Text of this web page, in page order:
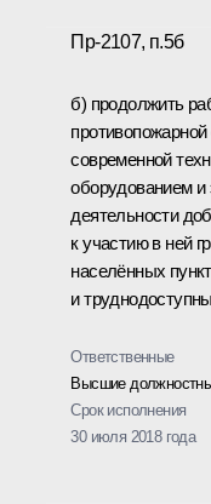
Пр-2107, п.5б
б) продолжить
современной
оборудованием и
деятельности
к участию в ней
населённых
и
Ответственные
Высшие
Срок исполнения
30 июля 2018 года